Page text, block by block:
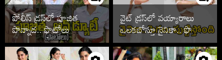
పోలీస్ డ్రస్‌లో పూజిత
పొన్నాడ.. ఫొటోలు
చూడాల్సిందే
వైట్ డ్రస్‌లో వయ్యారాలు
ఒలకబోస్తూ నైనికా.. ఫొటోలు
వైరల్